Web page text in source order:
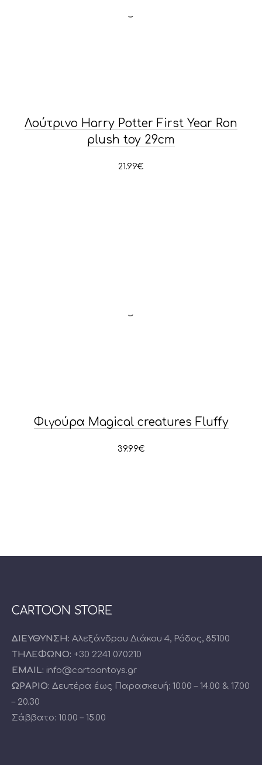
Λούτρινο Harry Potter First Year Ron
plush toy 29cm
21.99€
Φιγούρα Magical creatures Fluffy
39.99€
CARTOON STORE
ΔΙΕΥΘΥΝΣΗ: Αλεξάνδρου Διάκου 4, Ρόδος, 85100
ΤΗΛΕΦΩΝΟ: +30 2241 070210
EMAIL: info@cartoontoys.gr
ΩΡΑΡΙΟ: Δευτέρα έως Παρασκευή: 10.00 – 14.00 & 17.00
– 20.30
Σάββατο: 10.00 – 15.00